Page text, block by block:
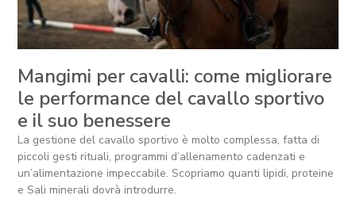
Mangimi per cavalli: come migliorare
le performance del cavallo sportivo
e il suo benessere
La gestione del cavallo sportivo è molto complessa, fatta di
piccoli gesti rituali, programmi d’allenamento cadenzati e
un’alimentazione impeccabile. Scopriamo quanti lipidi, proteine
e Sali minerali dovrà introdurre.